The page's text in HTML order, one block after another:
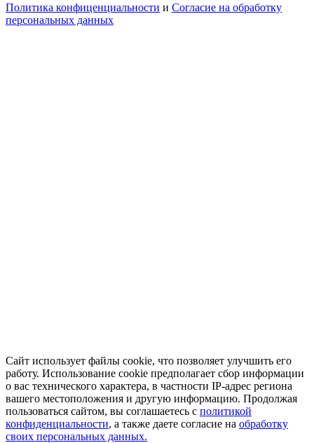
Политика конфиценциальности и Согласие на обработку
персональных данных
Сайт использует файлы cookie, что позволяет улучшить его
работу. Использование cookie предполагает сбор информации
о вас технического характера, в частности IP-адрес региона
вашего местоположения и другую информацию. Продолжая
пользоваться сайтом, вы соглашаетесь с политикой
конфиденциальности, а также даете согласие на обработку
своих персональных данных.